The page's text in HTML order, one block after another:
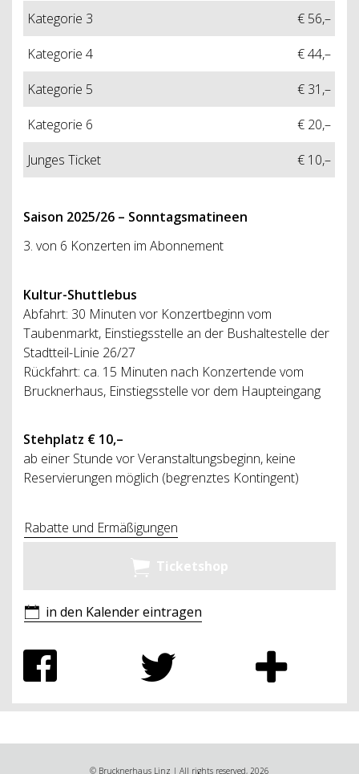
Kategorie 3
€ 56,–
Kategorie 4
€ 44,–
Kategorie 5
€ 31,–
Kategorie 6
€ 20,–
Junges Ticket
€ 10,–
Saison 2025/26 – Sonntagsmatineen
3. von 6 Konzerten im Abonnement
Kultur-Shuttlebus
Abfahrt: 30 Minuten vor Konzertbeginn vom
Taubenmarkt, Einstiegsstelle an der Bushaltestelle der
Stadtteil-Linie 26/27
Rückfahrt: ca. 15 Minuten nach Konzertende vom
Brucknerhaus, Einstiegsstelle vor dem Haupteingang
Stehplatz € 10,–
ab einer Stunde vor Veranstaltungsbeginn, keine
Reservierungen möglich (begrenztes Kontingent)
Rabatte und Ermäßigungen
Ticketshop
in den Kalender eintragen
© Brucknerhaus Linz | All rights reserved, 2026